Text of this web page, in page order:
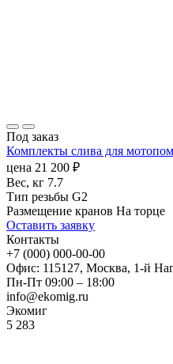
Под заказ
Комплекты слива для
цена 21 200 ₽
Вес, кг 7.7
Тип резьбы G2
Размещение кранов На торце
Оставить заявку
Контакты
+7 (000) 000-00-00
Офис: 115127, Москва, 1-й
Пн-Пт 09:00 – 18:00
info@ekomig.ru
Экомиг
5 283